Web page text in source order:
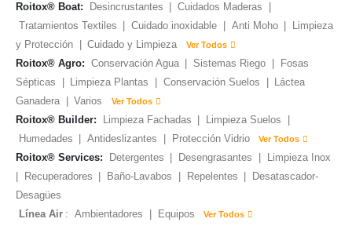
Roitox® Boat: Desincrustantes Cuidados Maderas
Tratamientos Textiles
Cuidado inoxidable Anti Moho
Limpieza
y Protección
Cuidado y Limpieza Ver Todos
Roitox® Agro: Conservación Agua Sistemas Riego
Fosas
Sépticas
Limpieza Plantas Conservación Suelos
Láctea
Ganadera
Varios Ver Todos
Roitox® Builder: Limpieza Fachadas Limpieza Suelos
Humedades
Antideslizantes Protección Vidrio Ver Todos
Roitox® Services: Detergentes Desengrasantes
Limpieza Inox
Recuperadores Baño-Lavabos Repelentes
Desatascador-
Desagües
Línea Air : Ambientadores Equipos Ver Todos